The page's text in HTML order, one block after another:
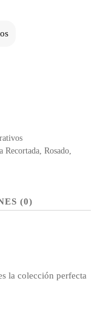
Recortada, Rosado,
(0)
la colección perfecta